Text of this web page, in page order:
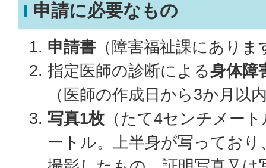
申請に必要なもの
申請書 （障害福祉課にありま
指定医師の診断による身体障
（医師の作成日から3か月以
写真1枚 （たて4センチメー
ートル。上半身が写ってお